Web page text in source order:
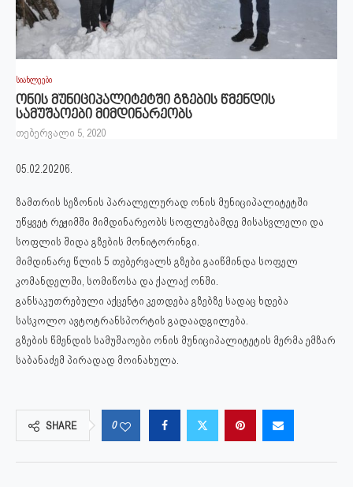
სიახლეები
ონის მუნიციპალიტეტში გზების წმენდის
სამუშაოები მიმდინარეობს
თებერვალი 5, 2020
05.02.2020წ.
ზამთრის სეზონის პარალელურად ონის მუნიციპალიტეტში
უწყვეტ რეჟიმში მიმდინარეობს სოფლებამდე მისასვლელი და
სოფლის შიდა გზების მონიტორინგი.
მიმდინარე წლის 5 თებერვალს გზები გაიწმინდა სოფელ
კომანდელში, სომიწოსა და ქალაქ ონში.
განსაკუთრებული აქცენტი კეთდება გზებზე სადაც ხდება
სასკოლო ავტოტრანსპორტის გადაადგილება.
გზების წმენდის სამუშაოები ონის მუნიციპალიტეტის მერმა ემზარ
საბანაძემ პირადად მოინახულა.
SHARE 0